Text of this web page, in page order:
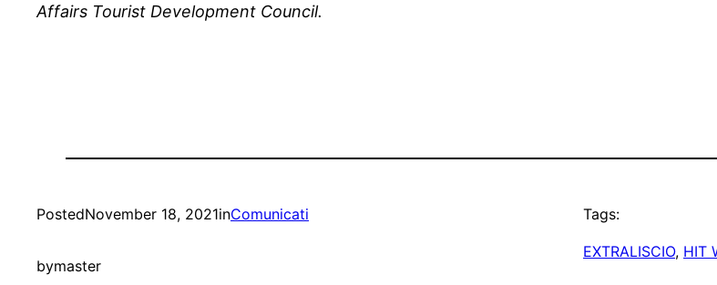
Affairs Tourist Development Council.
PostedNovember 18, 2021inComunicati
bymaster
Tags:
EXTRALISCIO, HIT